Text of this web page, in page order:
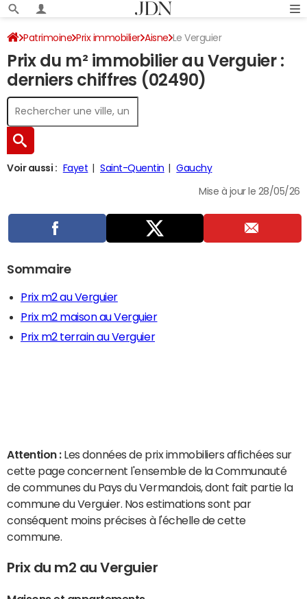
Patrimoine Prix immobilier Aisne Le Verguier
Prix du m² immobilier au Verguier :
derniers chiffres (02490)
Voir aussi : Fayet Saint-Quentin Gauchy
Mise à jour le 28/05/26
Sommaire
Prix m2 au Verguier
Prix m2 maison au Verguier
Prix m2 terrain au Verguier
Attention : Les données de prix immobiliers affichées sur
cette page concernent l'ensemble de la Communauté
de communes du Pays du Vermandois, dont fait partie la
commune du Verguier. Nos estimations sont par
conséquent moins précises à l'échelle de cette
commune.
Prix du m2 au Verguier